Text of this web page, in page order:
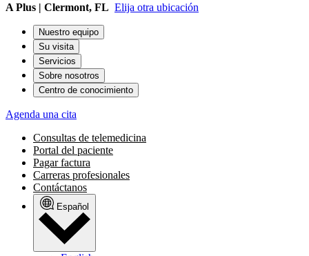
A Plus | Clermont, FL Elija otra ubicación
Nuestro equipo
Su visita
Servicios
Sobre nosotros
Centro de conocimiento
Agenda una cita
Consultas de telemedicina
Portal del paciente
Pagar factura
Carreras profesionales
Contáctanos
Español